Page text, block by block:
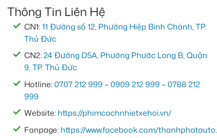
Thông Tin Liên Hệ
CN1:11 Đường số 12, Phường Hiệp Bình Chánh, TP.
Thủ Đức
CN2:24 Đường D5A, Phường Phước Long B, Quận
9, TP. Thủ Đức
Hotline:0707 212 999 –0909 212 999 –0788 212
999
Website: https://phimcachnhietxehoi.vn/
Fanpage: https://www.facebook.com/